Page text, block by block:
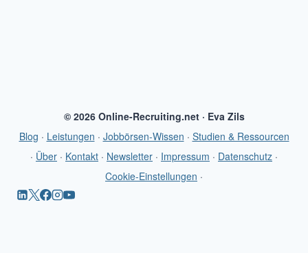
© 2026 Online-Recruiting.net · Eva Zils
Blog · Leistungen · Jobbörsen-Wissen · Studien & Ressourcen
· Über · Kontakt · Newsletter · Impressum · Datenschutz ·
Cookie-Einstellungen ·